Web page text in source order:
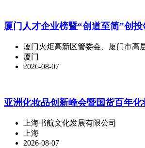
厦门人才企业榜暨“创道至简”创
厦门火炬高新区管委会、厦门市高
厦门
2026-08-07
亚洲化妆品创新峰会暨国货百年化
上海书航文化发展有限公司
上海
2026-08-07